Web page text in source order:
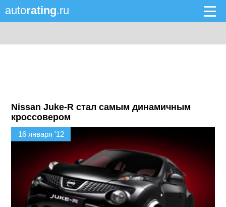
autorating.ru
Nissan Juke-R стал самым динамичным
кроссовером
16 января '12